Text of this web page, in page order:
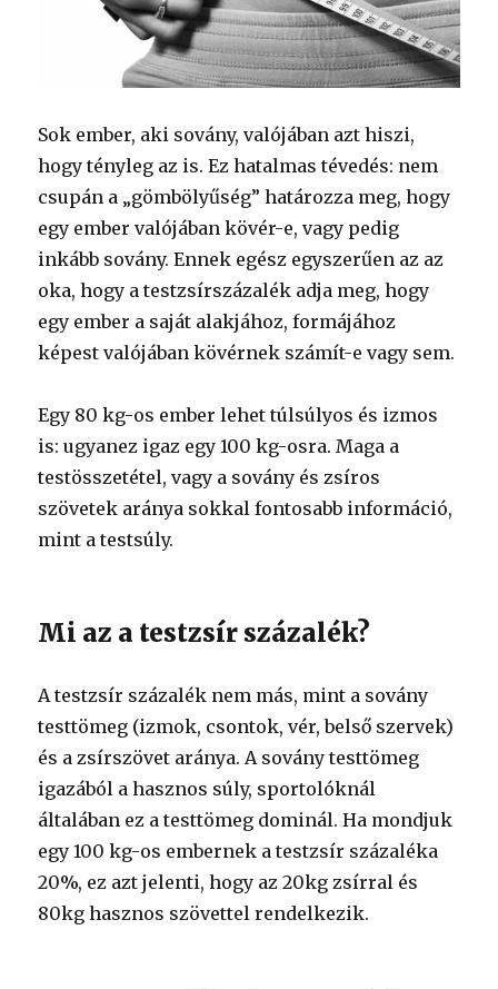
Sok ember, aki sovány, valójában azt hiszi,
hogy tényleg az is. Ez hatalmas tévedés: nem
csupán a „gömbölyűség” határozza meg, hogy
egy ember valójában kövér-e, vagy pedig
inkább sovány. Ennek egész egyszerűen az az
oka, hogy a testzsírszázalék adja meg, hogy
egy ember a saját alakjához, formájához
képest valójában kövérnek számít-e vagy sem.
Egy 80 kg-os ember lehet túlsúlyos és izmos
is: ugyanez igaz egy 100 kg-osra. Maga a
testösszetétel, vagy a sovány és zsíros
szövetek aránya sokkal fontosabb információ,
mint a testsúly.
Mi az a testzsír százalék?
A testzsír százalék nem más, mint a sovány
testtömeg (izmok, csontok, vér, belső szervek)
és a zsírszövet aránya. A sovány testtömeg
igazából a hasznos súly, sportolóknál
általában ez a testtömeg dominál. Ha mondjuk
egy 100 kg-os embernek a testzsír százaléka
20%, ez azt jelenti, hogy az 20kg zsírral és
80kg hasznos szövettel rendelkezik.